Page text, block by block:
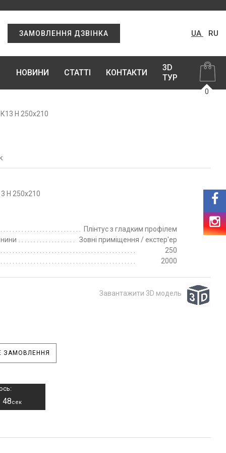
ЗАМОВЛЕННЯ ДЗВІНКА UA RU
НОВИНИ СТАТТІ КОНТАКТИ
3D
ТУР
0
Н 250х210
Н 250х210
Плінтус з гладким профілем
Зовні приміщення / екстер'ер
250
2000
Завантажити 3D модель
47сек